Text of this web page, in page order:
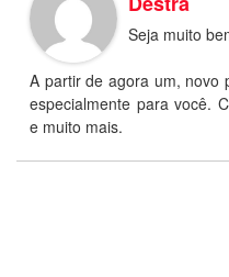
Seja muito
A partir de agora um, novo
especialmente para você.
e muito mais.